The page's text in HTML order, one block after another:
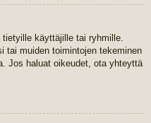
käyttäjille tai ryhmille.
tai muiden toimintojen tekeminen
Jos haluat oikeudet, ota yhteyttä